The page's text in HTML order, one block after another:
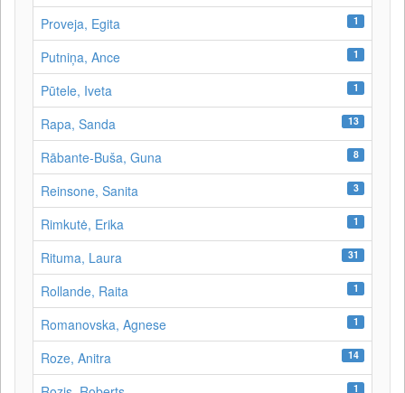
Proveja, Egita 1
Putniņa, Ance 1
Pūtele, Iveta 1
Rapa, Sanda 13
Rābante-Buša, Guna 8
Reinsone, Sanita 3
Rimkutė, Erika 1
Rituma, Laura 31
Rollande, Raita 1
Romanovska, Agnese 1
Roze, Anitra 14
1